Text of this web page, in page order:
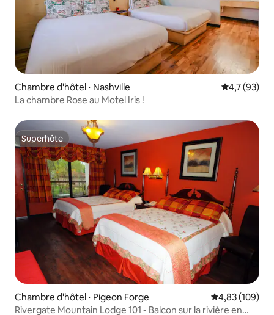
Chambre d'hôtel ⋅ Nashville Évaluation
4,7 (93)
La chambre Rose au Motel Iris !
Superhôte
Superhôte
Chambre d'hôtel ⋅ Pigeon Forge Évaluation
4,83 (109)
Rivergate Mountain Lodge 101 - Balcon sur la rivière en